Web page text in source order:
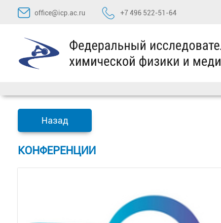
Перейти
содержимому
office@icp.ac.ru +7 496 522-51-64
Назад
КОНФЕРЕНЦИИ